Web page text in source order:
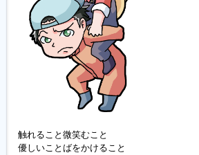
触れること微笑むこと
優しいことばをかけること